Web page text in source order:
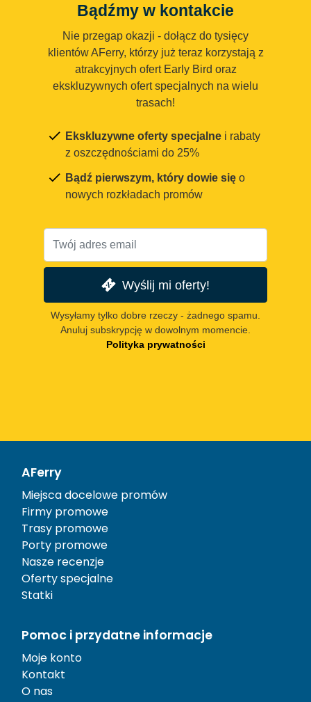
Bądźmy w kontakcie
Nie przegap okazji - dołącz do tysięcy
klientów AFerry, którzy już teraz korzystają z
atrakcyjnych ofert Early Bird oraz
ekskluzywnych ofert specjalnych na wielu
trasach!
Ekskluzywne oferty specjalne i rabaty
z oszczędnościami do 25%
Bądź pierwszym, który dowie się o
nowych rozkładach promów
Wyślij mi oferty!
Wysyłamy tylko dobre rzeczy - żadnego spamu.
Anuluj subskrypcję w dowolnym momencie.
Polityka prywatności
AFerry
Miejsca docelowe promów
Firmy promowe
Trasy promowe
Porty promowe
Nasze recenzje
Oferty specjalne
Statki
Pomoc i przydatne informacje
Moje konto
Kontakt
O nas